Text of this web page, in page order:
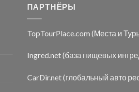
ПАРТНЁРЫ
TopTourPlace.com (Места и
Ingred.net (база пищевых
CarDir.net (глобальный авто